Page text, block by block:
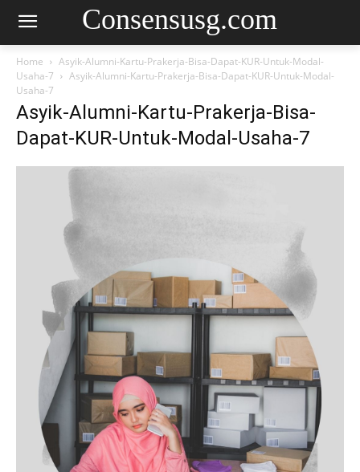
Consensusg.com
Home
Asyik-Alumni-Kartu-Prakerja-Bisa-Dapat-KUR-Untuk-Modal-
Usaha-7
Asyik-Alumni-Kartu-Prakerja-Bisa-Dapat-KUR-Untuk-Modal-
Usaha-7
Asyik-Alumni-Kartu-Prakerja-Bisa-
Dapat-KUR-Untuk-Modal-Usaha-7